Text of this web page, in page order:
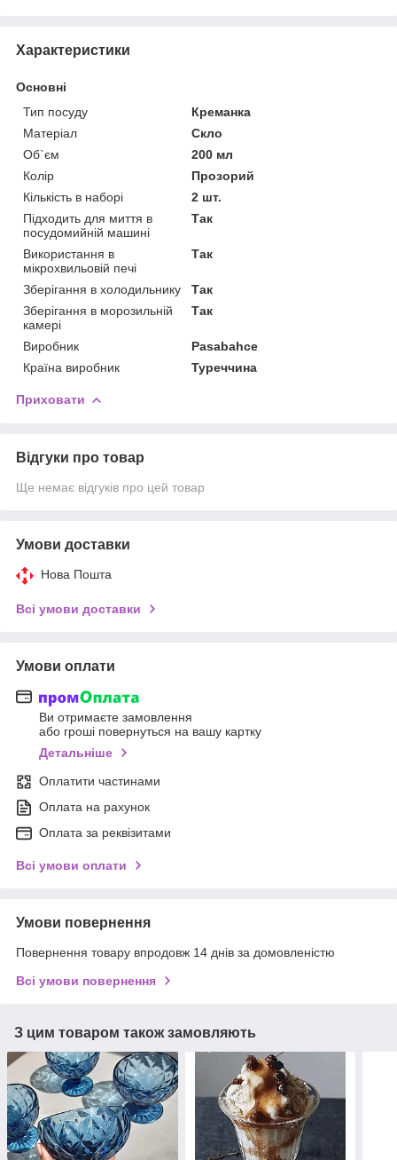
Характеристики
Основні
Тип посуду
Креманка
Матеріал
Скло
Об`єм
200 мл
Колір
Прозорий
Кількість в наборі
2 шт.
Підходить для миття в
посудомийній машині
Так
Використання в
мікрохвильовій печі
Так
Зберігання в холодильнику
Так
Зберігання в морозильній
камері
Так
Виробник
Pasabahce
Країна виробник
Туреччина
Приховати
Відгуки про товар
Ще немає відгуків про цей товар
Умови доставки
Нова Пошта
Всі умови доставки
Умови оплати
Ви отримаєте замовлення
або гроші повернуться на вашу картку
Детальніше
Оплатити частинами
Оплата на рахунок
Оплата за реквізитами
Всі умови оплати
Умови повернення
Повернення товару впродовж 14 днів за домовленістю
Всі умови повернення
З цим товаром також замовляють